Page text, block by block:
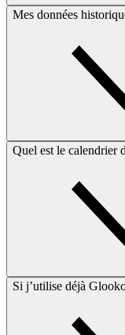
Mes données
Quel est le calendrier
Si j’utilise déjà